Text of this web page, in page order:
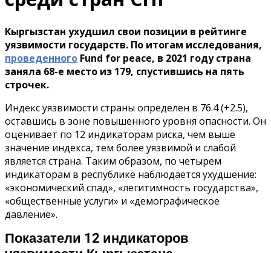
Кыргызстан ухудшил свои позиции в рейтинге
уязвимости государств. По итогам исследования,
проведенного Fund for peace, в 2021 году страна
заняла 68-е место из 179, спустившись на пять
строчек.
Индекс уязвимости страны определен в 76.4 (+2.5),
оставшись в зоне повышенного уровня опасности. Он
оценивает по 12 индикаторам риска, чем выше
значение индекса, тем более уязвимой и слабой
является страна. Таким образом, по четырем
индикаторам в республике наблюдается ухудшение:
«экономический спад», «легитимность государства»,
«общественные услуги» и «демографическое
давление».